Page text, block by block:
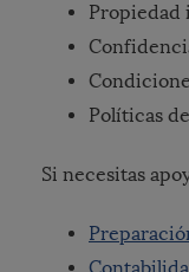
Propiedad
Políticas
Si necesitas